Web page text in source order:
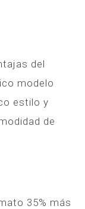
del
modelo
estilo y
de
35% más